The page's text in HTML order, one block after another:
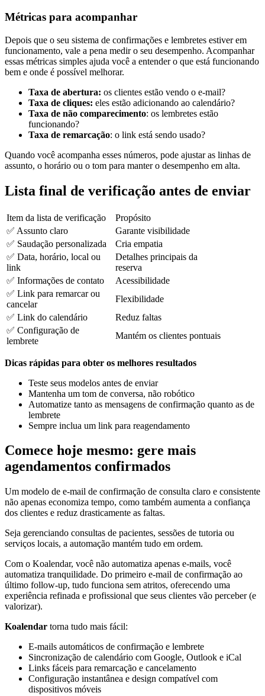
Métricas para acompanhar
Depois que o seu sistema de confirmações e lembretes estiver em
funcionamento, vale a pena medir o seu desempenho. Acompanhar
essas métricas simples ajuda você a entender o que está funcionando
bem e onde é possível melhorar.
Taxa de abertura: os clientes estão vendo o e-mail?
Taxa de cliques: eles estão adicionando ao calendário?
Taxa de não comparecimento: os lembretes estão
funcionando?
Taxa de remarcação: o link está sendo usado?
Quando você acompanha esses números, pode ajustar as linhas de
assunto, o horário ou o tom para manter o desempenho em alta.
Lista final de verificação antes de enviar
Item da lista de verificação
Propósito
✅ Assunto claro
Garante visibilidade
✅ Saudação personalizada
Cria empatia
✅ Data, horário, local ou
link
Detalhes principais da
reserva
✅ Informações de contato
Acessibilidade
✅ Link para remarcar ou
cancelar
Flexibilidade
✅ Link do calendário
Reduz faltas
✅ Configuração de
lembrete
Mantém os clientes pontuais
Dicas rápidas para obter os melhores resultados
Teste seus modelos antes de enviar
Mantenha um tom de conversa, não robótico
Automatize tanto as mensagens de confirmação quanto as de
lembrete
Sempre inclua um link para reagendamento
Comece hoje mesmo: gere mais
agendamentos confirmados
Um modelo de e-mail de confirmação de consulta claro e consistente
não apenas economiza tempo, como também aumenta a confiança
dos clientes e reduz drasticamente as faltas.
Seja gerenciando consultas de pacientes, sessões de tutoria ou
serviços locais, a automação mantém tudo em ordem.
Com o Koalendar, você não automatiza apenas e-mails, você
automatiza tranquilidade. Do primeiro e-mail de confirmação ao
último follow-up, tudo funciona sem atritos, oferecendo uma
experiência refinada e profissional que seus clientes vão perceber (e
valorizar).
Koalendar torna tudo mais fácil:
E-mails automáticos de confirmação e lembrete
Sincronização de calendário com Google, Outlook e iCal
Links fáceis para remarcação e cancelamento
Configuração instantânea e design compatível com
dispositivos móveis